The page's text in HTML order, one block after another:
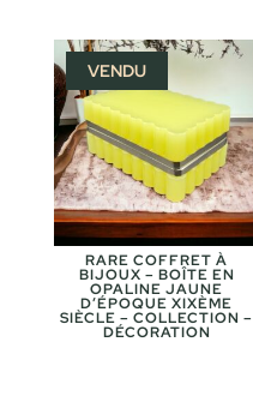
VENDU
RARE COFFRET À
BIJOUX – BOÎTE EN
OPALINE JAUNE
D’ÉPOQUE XIXÈME
SIÈCLE – COLLECTION –
DÉCORATION